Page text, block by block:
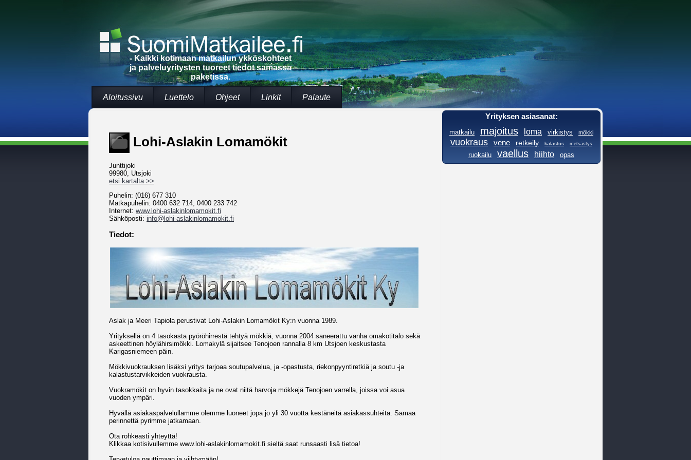
- Kaikki kotimaan matkailun ykköskohteet
ja palveluyritysten tuoreet tiedot samassa
paketissa.
Aloitussivu Luettelo Ohjeet Linkit Palaute
Lohi-Aslakin Lomamökit
Junttijoki
99980, Utsjoki
etsi kartalta >>
Puhelin: (016) 677 310
Matkapuhelin: 0400 632 714, 0400 233 742
Internet: www.lohi-aslakinlomamokit.fi
Sähköposti: info@lohi-aslakinlomamokit.fi
Tiedot:
Aslak ja Meeri Tapiola perustivat Lohi-Aslakin Lomamökit Ky:n vuonna 1989.
Yrityksellä on 4 tasokasta pyöröhirrestä tehtyä mökkiä, vuonna 2004 saneerattu vanha omakotitalo sekä
askeettinen höylähirsimökki. Lomakylä sijaitsee Tenojoen rannalla 8 km Utsjoen keskustasta
Karigasniemeen päin.
Mökkivuokrauksen lisäksi yritys tarjoaa soutupalvelua, ja -opastusta, riekonpyyntiretkiä ja soutu -ja
kalastustarvikkeiden vuokrausta.
Vuokramökit on hyvin tasokkaita ja ne ovat niitä harvoja mökkejä Tenojoen varrella, joissa voi asua
vuoden ympäri.
Hyvällä asiakaspalvelullamme olemme luoneet jopa jo yli 30 vuotta kestäneitä asiakassuhteita. Samaa
perinnettä pyrimme jatkamaan.
Ota rohkeasti yhteyttä!
Klikkaa kotisivullemme www.lohi-aslakinlomamokit.fi sieltä saat runsaasti lisä tietoa!
Yrityksen asiasanat:
matkailu majoitus loma virkistys mökki
vuokraus vene retkeily kalastus metsästys
ruokailu vaellus hiihto opas